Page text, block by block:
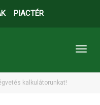
PIACTÉR
kalkulátorunkat!